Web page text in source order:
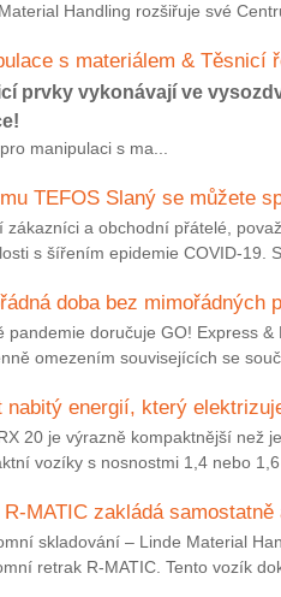
Handling rozšiřuje své
s materiálem &
prvky vykonávají ve
manipulaci s ma...
TEFOS Slaný se můžete
zákazníci a obchodní přátelé,
s šířením epidemie COVID-19.
doba bez mimořádných
pandemie doručuje GO! Express
omezením souvisejících se
nabitý energií, který
20 je výrazně kompaktnější než
vozíky s nosnostmi 1,4 nebo
R-MATIC zakládá
skladování – Linde Material
retrak R-MATIC. Tento vozík